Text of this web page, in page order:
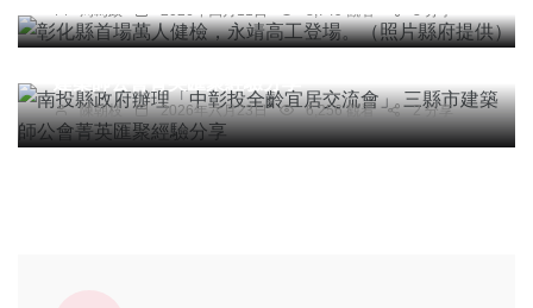
周為政 2026年四月11日 8,749 觀看 3 分享
綜合新聞
南投縣政府辦理「中彰投全齡宜居交流會」 三縣市
陳朝枝 2026年六月23日 6,256 觀看 2 分享